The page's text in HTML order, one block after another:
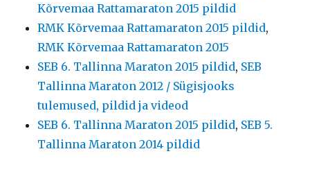
Kõrvemaa Rattamaraton 2015 pildid
RMK Kõrvemaa Rattamaraton 2015 pildid,
RMK Kõrvemaa Rattamaraton 2015
SEB 6. Tallinna Maraton 2015 pildid, SEB
Tallinna Maraton 2012 / Sügisjooks
tulemused, pildid ja videod
SEB 6. Tallinna Maraton 2015 pildid, SEB 5.
Tallinna Maraton 2014 pildid